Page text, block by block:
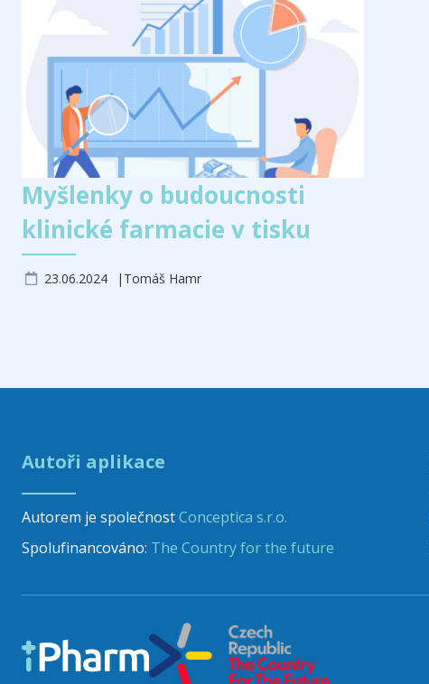
Myšlenky o budoucnosti
klinické farmacie v tisku
23.06.2024 Tomáš Hamr
Autoři aplikace
Autorem je společnostConceptica s.r.o.
Spolufinancováno: The Country for the future